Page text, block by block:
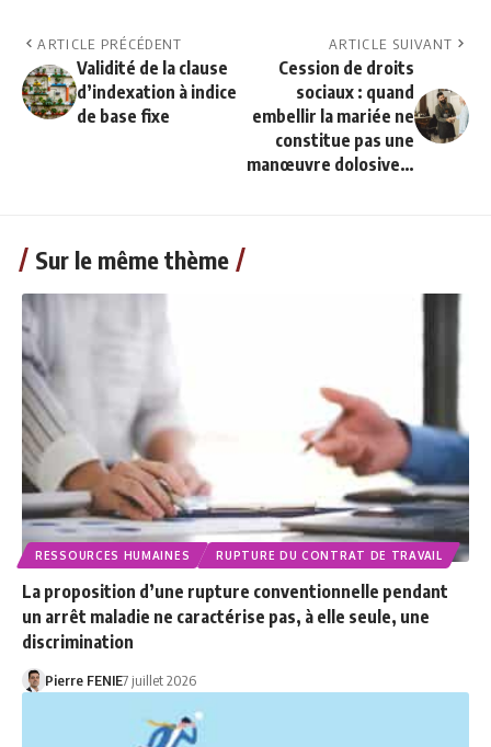
ARTICLE PRÉCÉDENT
Validité de la clause
d’indexation à indice
de base fixe
ARTICLE SUIVANT
Cession de droits
sociaux : quand
embellir la mariée ne
constitue pas une
manœuvre dolosive…
Sur le même thème
RESSOURCES HUMAINES RUPTURE DU CONTRAT DE TRAVAIL
La proposition d’une rupture conventionnelle pendant
un arrêt maladie ne caractérise pas, à elle seule, une
discrimination
Pierre FENIE7 juillet 2026